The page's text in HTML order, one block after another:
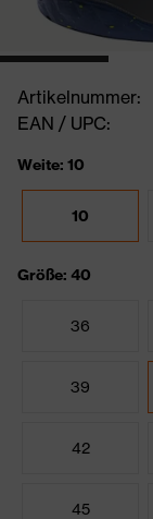
Artikelnummer:
EAN / UPC:
Weite: 10
10
Größe: 40
36
39
42
45